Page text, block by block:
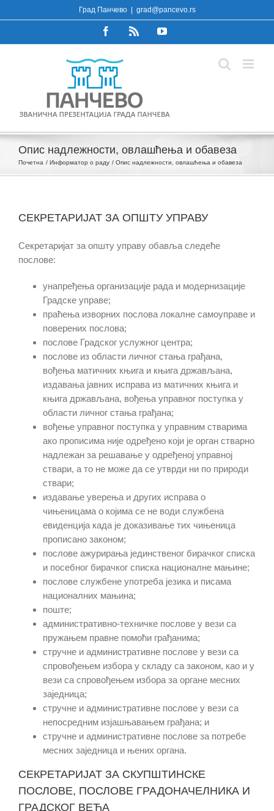
to
Град Панчево grad@pancevo.rs
FacebookRss YouTube
Опис надлежности, овлашћења и обавеза
Почетна Информатор о раду Опис надлежности, овлашћења и обавеза
СЕКРЕТАРИЈАТ ЗА ОПШТУ УПРАВУ
Секретаријат за општу управу обавља следеће
послове:
унапређења организације рада и модернизације
Градске управе;
праћења изворних послова локалне самоуправе и
поверених послова;
послове Градског услужног центра;
послове из области личног стања грађана,
вођења матичних књига и књига држављана,
издавања јавних исправа из матичних књига и
књига држављана, вођења управног поступка у
области личног стања грађана;
вођење управног поступка у управним стварима
ако прописима није одређено који је орган стварно
надлежан за решавање у одређеној управној
ствари, а то не може да се утврди ни по природи
ствари;
издавање уверења и других исправа о
чињеницама о којима се не води службена
евиденција када је доказивање тих чињеница
прописано законом;
послове ажурирања јединственог бирачког списка
и посебног бирачког списка националне мањине;
послове службене употреба језика и писама
националних мањина;
поште;
административно-техничке послове у вези са
пружањем правне помоћи грађанима;
стручне и административне послове у вези са
спровођењем избора у складу са законом, као и у
вези са спровођењем избора за органе месних
заједница;
стручне и административне послове у вези са
непосредним изјашњавањем грађана; и
стручне и административне послове за потребе
месних заједница и њених органа.
СЕКРЕТАРИЈАТ ЗА СКУПШТИНСКЕ
ПОСЛОВЕ, ПОСЛОВЕ ГРАДОНАЧЕЛНИКА И
ГРАДСКОГ ВЕЋА